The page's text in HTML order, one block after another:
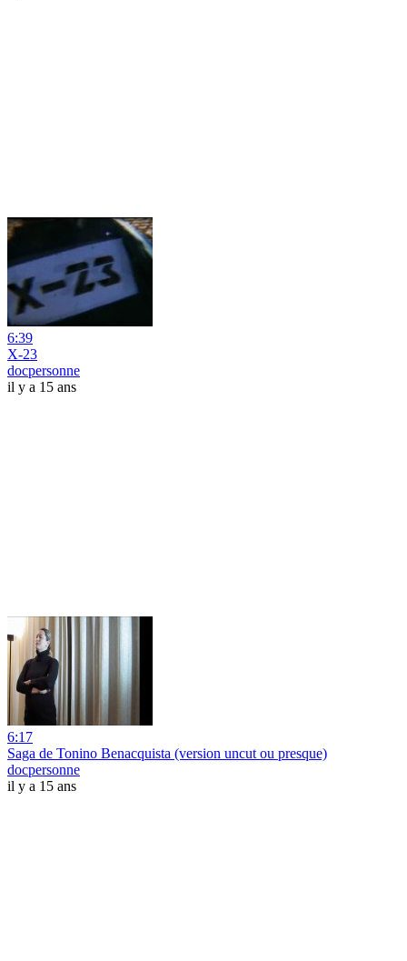
6:39
X-23
docpersonne
il y a 15 ans
6:17
Saga de Tonino Benacquista (version uncut ou presque)
docpersonne
il y a 15 ans